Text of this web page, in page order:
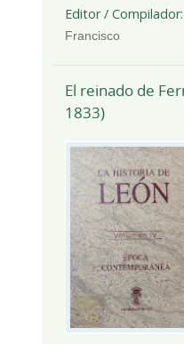
Editor / Compilador
Francisco
El reinado de
1833)